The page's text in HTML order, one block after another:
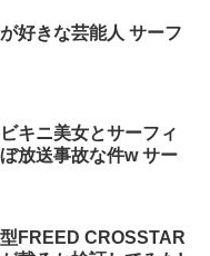
好きな芸能人 サーフ
キニ美女とサーフィ
放送事故な件w サー
型FREED CROSSTAR